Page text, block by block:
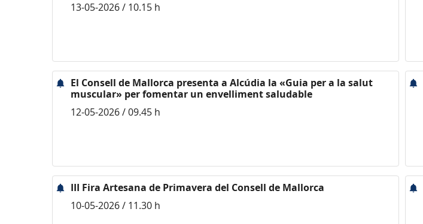
13-05-2026 / 10.15 h
El Consell de Mallorca presenta a Alcúdia la «Guia per a la salut
muscular» per fomentar un envelliment saludable
12-05-2026 / 09.45 h
III Fira Artesana de Primavera del Consell de Mallorca
10-05-2026 / 11.30 h